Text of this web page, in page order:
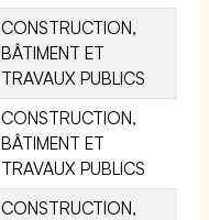
CONSTRUCTION,
BÂTIMENT ET
TRAVAUX PUBLICS
CONSTRUCTION,
BÂTIMENT ET
TRAVAUX PUBLICS
CONSTRUCTION,